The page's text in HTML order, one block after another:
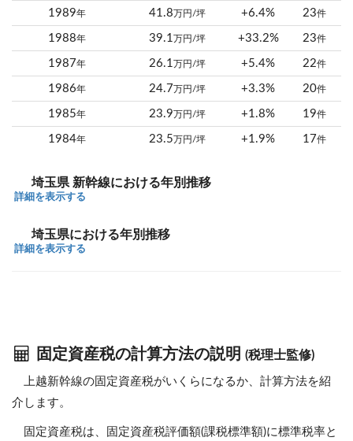
1989年 41.8万円/坪 +6.4% 23件
1988年 39.1万円/坪 +33.2% 23件
1987年 26.1万円/坪 +5.4% 22件
1986年 24.7万円/坪 +3.3% 20件
1985年 23.9万円/坪 +1.8% 19件
1984年 23.5万円/坪 +1.9% 17件
埼玉県 新幹線における年別推移
詳細を表示する
埼玉県における年別推移
詳細を表示する
固定資産税の計算方法の説明 (税理士監修)
上越新幹線の固定資産税がいくらになるか、計算方法を紹
介します。
固定資産税は、固定資産税評価額(課税標準額)に標準税率と